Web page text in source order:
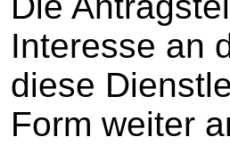
Interesse an
diese
Form weiter